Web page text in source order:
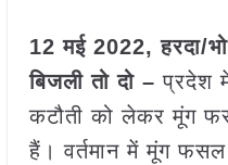
12 मई 2022, हरदा/
बिजली तो दो – प्रदेश
कटौती को लेकर मूंग
हैं। वर्तमान में मूंग